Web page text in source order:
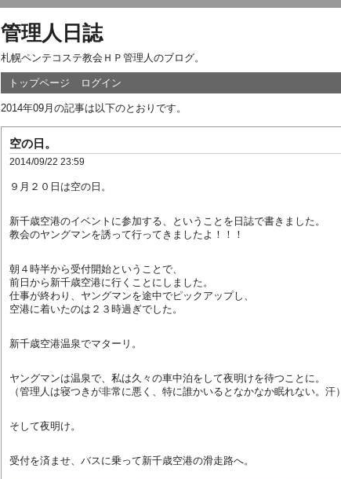
管理人日誌
札幌ペンテコステ教会ＨＰ管理人のブログ。
トップページ ログイン
2014年09月の記事は以下のとおりです。
空の日。
2014/09/22 23:59
９月２０日は空の日。
新千歳空港のイベントに参加する、ということを日誌で書きました。
教会のヤングマンを誘って行ってきましたよ！！！
朝４時半から受付開始ということで、
前日から新千歳空港に行くことにしました。
仕事が終わり、ヤングマンを途中でピックアップし、
空港に着いたのは２３時過ぎでした。
新千歳空港温泉でマターリ。
ヤングマンは温泉で、私は久々の車中泊をして夜明けを待つことに。
（管理人は寝つきが非常に悪く、特に誰かいるとなかなか眠れない。汗）
そして夜明け。
受付を済ませ、バスに乗って新千歳空港の滑走路へ。